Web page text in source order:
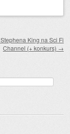
King na Sci Fi
Channel (+ konkurs) →